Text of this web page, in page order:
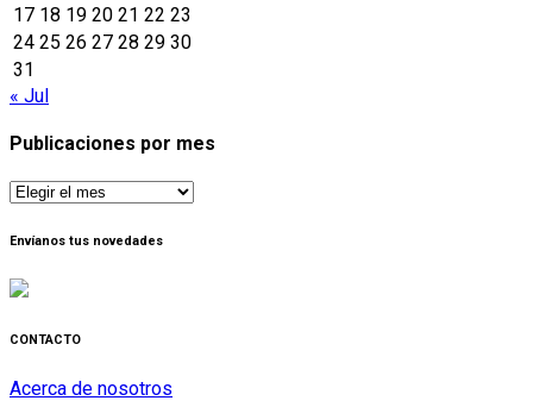
17 18 19 20 21 22 23
24 25 26 27 28 29 30
31
« Jul
Publicaciones por mes
Publicaciones
mes
Envíanos tus novedades
CONTACTO
Acerca de nosotros